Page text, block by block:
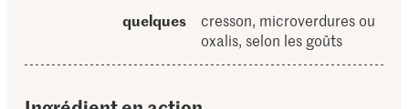
quelques
cresson, microverdures ou
oxalis, selon les goûts